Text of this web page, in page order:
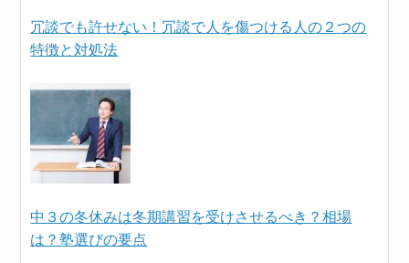
冗談でも許せない！冗談で人を傷つける人の２つの
特徴と対処法
中３の冬休みは冬期講習を受けさせるべき？相場
は？塾選びの要点